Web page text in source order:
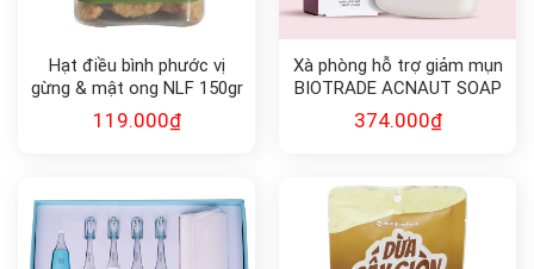
Hạt điều bình phước vị
gừng & mật ong NLF 150gr
119.000₫
Xà phòng hỗ trợ giảm mụn
BIOTRADE ACNAUT SOAP
374.000₫